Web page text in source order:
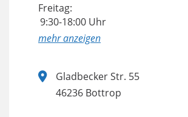
Freitag:
9:30-18:00 Uhr
anzeigen
Gladbecker Str. 55
46236 Bottrop